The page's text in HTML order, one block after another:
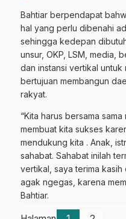
Bahtiar berpendapat
hal yang perlu dibenahi
sehingga kedepan
unsur, OKP, LSM, media,
dan instansi vertikal
bertujuan membangun
rakyat.
“Kita harus bersama
membuat kita sukses
mendukung kita . Anak,
sahabat. Sahabat inilah
vertikal, saya terima kasih
agak ngegas, karena
Bahtiar.